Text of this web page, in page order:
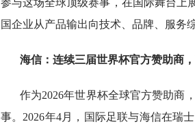
参与这场全球顶级赛事，在国际舞台上
国企业从产品输出向技术、品牌、服务
海信：连续三届世界杯官方赞助商
作为2026年世界杯全球官方赞助商
事。2026年4月，国际足联与海信在瑞